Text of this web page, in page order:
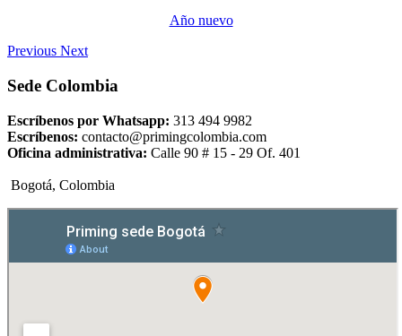
Año nuevo
Previous Next
Sede Colombia
Escríbenos por Whatsapp: 313 494 9982
Escríbenos: contacto@primingcolombia.com
Oficina administrativa: Calle 90 # 15 - 29 Of. 401
Bogotá, Colombia